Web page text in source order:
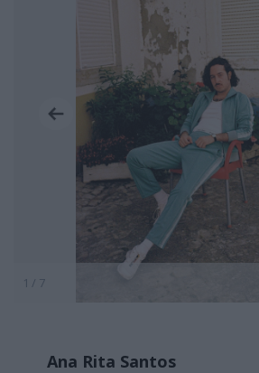
1 / 7
Ana Rita Santos